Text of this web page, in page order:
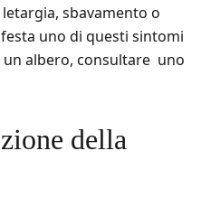
sbavamento o
uno di questi sintomi
albero, consultare uno
della